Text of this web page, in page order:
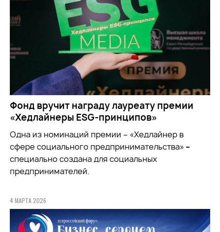
Фонд вручит награду лауреату премии
«Хедлайнеры ESG-принципов»
Одна из номинаций премии – «Хедлайнер в
сфере социального предпринимательства» –
специально создана для социальных
предпринимателей.
4 МАРТА 2026